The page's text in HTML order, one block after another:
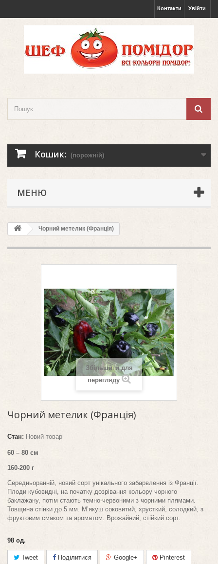
Увійти
Контакти
Кошик: (порожній)
МЕНЮ
Чорний метелик (Франція)
Збільшити для
перегляду
Чорний метелик (Франція)
Стан: Новий товар
60 – 80 см
160-200 г
Середньоранній, новий сорт унікального забарвлення із Франції.
Плоди кубовидні, на початку дозрівання кольору чорного
баклажану, потім стають темно-червоними з чорними плямами.
Товщина стінки до 5 мм. М’якуш соковитий, хрусткий, солодкий, з
фруктовим смаком та ароматом. Врожайний, стійкий сорт.
98 од.
Tweet Поділитися Google+ Pinterest